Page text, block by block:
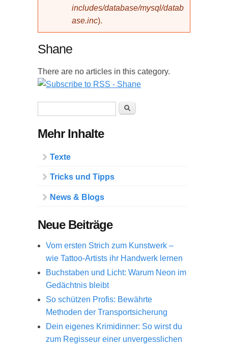
includes/database/mysql/datab
ase.inc).
Shane
There are no articles in this category.
Suche
Mehr Inhalte
Texte
Tricks und Tipps
News & Blogs
Neue Beiträge
Vom ersten Strich zum Kunstwerk –
wie Tattoo-Artists ihr Handwerk lernen
Buchstaben und Licht: Warum Neon im
Gedächtnis bleibt
So schützen Profis: Bewährte
Methoden der Transportsicherung
Dein eigenes Krimidinner: So wirst du
zum Regisseur einer unvergesslichen